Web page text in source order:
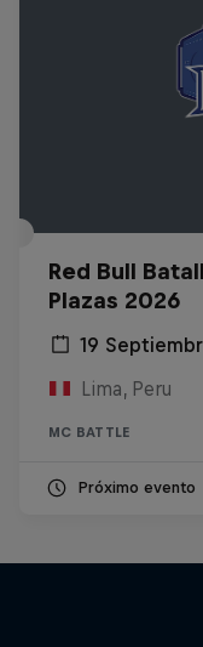
Red Bull
Plazas 2026
19
Lima, Peru
MC BATTLE
Próximo evento